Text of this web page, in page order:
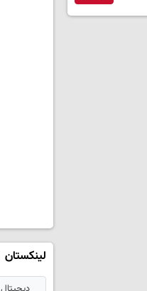
لینکستان